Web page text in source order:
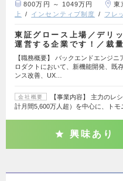
800万円 ～ 1049万円 東
上
インセンティブ制度 フレ
東証グロース上場／デリ
運営する企業です！／裁
【職務概要】 バックエンドエンジ
ロダクトにおいて、新機能開発、既
ンス改善、UX…
会社概要
【事業内容】 主力のレ
計月間5,600万人超）を中心に、トモ
興味あり